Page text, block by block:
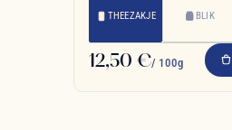
THEEZAKJE BLIK
12,50 €/ 100g